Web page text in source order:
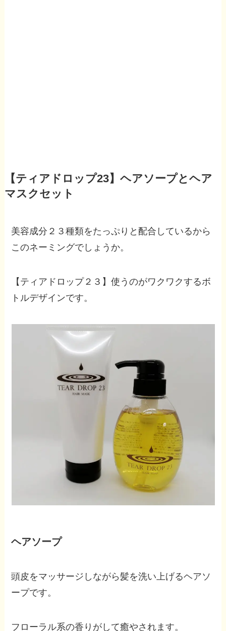
【ティアドロップ23】ヘアソープとヘア
マスクセット
美容成分２３種類をたっぷりと配合しているから
このネーミングでしょうか。
【ティアドロップ２３】使うのがワクワクするボ
トルデザインです。
ヘアソープ
頭皮をマッサージしながら髪を洗い上げるヘアソ
ープです。
フローラル系の香りがして癒やされます。